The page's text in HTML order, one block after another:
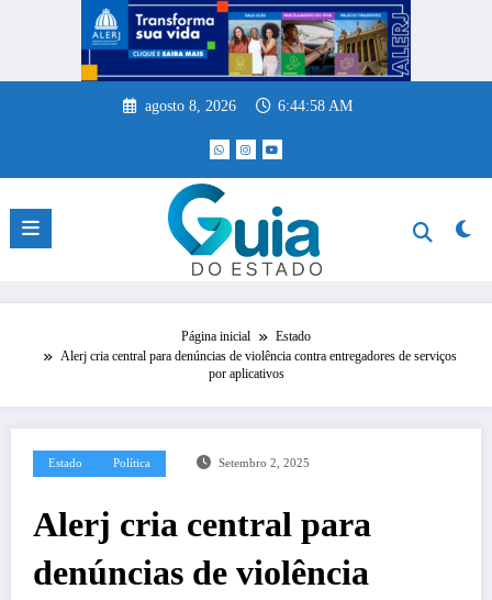
agosto 8, 2026 6:44:59 AM
Página inicial
Estado
Alerj cria central para denúncias de violência contra entregadores de serviços
por aplicativos
Estado Política Setembro 2, 2025
Alerj cria central para
denúncias de violência